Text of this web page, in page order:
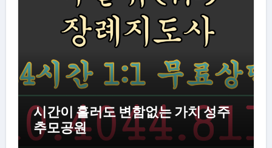
시간이 흘러도 변함없는 가치 성주
추모공원